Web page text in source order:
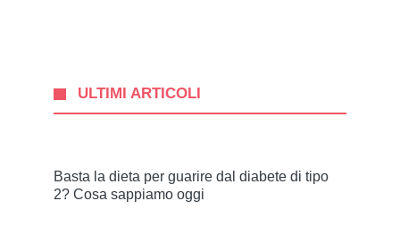
ULTIMI ARTICOLI
Basta la dieta per guarire dal diabete di tipo
2? Cosa sappiamo oggi